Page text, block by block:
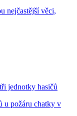
nejčastější věci,
jednotky hasičů
u požáru chatky v